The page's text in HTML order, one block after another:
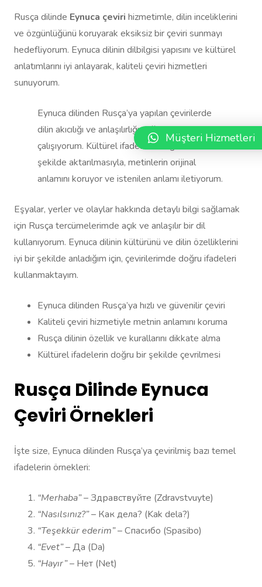
Rusça dilinde Eynuca çeviri hizmetimle, dilin inceliklerini
ve özgünlüğünü koruyarak eksiksiz bir çeviri sunmayı
hedefliyorum. Eynuca dilinin dilbilgisi yapısını ve kültürel
anlatımlarını iyi anlayarak, kaliteli çeviri hizmetleri
sunuyorum.
Eynuca dilinden Rusça’ya yapılan çevirilerde
dilin akıcılığı ve anlaşılırlığı sağlamak için özenle
çalışıyorum. Kültürel ifadelerin doğru bir
şekilde aktarılmasıyla, metinlerin orijinal
anlamını koruyor ve istenilen anlamı iletiyorum.
Eşyalar, yerler ve olaylar hakkında detaylı bilgi sağlamak
için Rusça tercümelerimde açık ve anlaşılır bir dil
kullanıyorum. Eynuca dilinin kültürünü ve dilin özelliklerini
iyi bir şekilde anladığım için, çevirilerimde doğru ifadeleri
kullanmaktayım.
Eynuca dilinden Rusça’ya hızlı ve güvenilir çeviri
Kaliteli çeviri hizmetiyle metnin anlamını koruma
Rusça dilinin özellik ve kurallarını dikkate alma
Kültürel ifadelerin doğru bir şekilde çevrilmesi
Rusça Dilinde Eynuca
Çeviri Örnekleri
İşte size, Eynuca dilinden Rusça’ya çevirilmiş bazı temel
ifadelerin örnekleri:
“Merhaba”– Здравствуйте (Zdravstvuyte)
“Nasılsınız?”– Как дела? (Kak dela?)
“Teşekkür ederim”– Спасибо (Spasibo)
“Evet”– Да (Da)
“Hayır”– Нет (Net)
Müşteri Hizmetleri